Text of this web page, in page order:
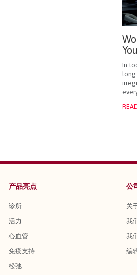
In
产品亮点
诊所
活力
心血管
免疫支持
松弛
公
关
我
我
编